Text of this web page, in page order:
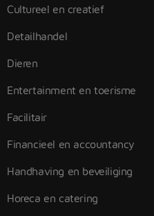
Cultureel en creatief
Detailhandel
Dieren
Entertainment en toerisme
Facilitair
Financieel en accountancy
Handhaving en beveiliging
Horeca en catering